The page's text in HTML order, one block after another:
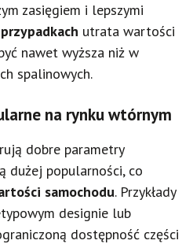
zasięgiem i lepszymi
utrata wartości
nawet wyższa niż w
spalinowych.
na rynku wtórnym
dobre parametry
dużej popularności, co
samochodu. Przykłady
designie lub
dostępność części